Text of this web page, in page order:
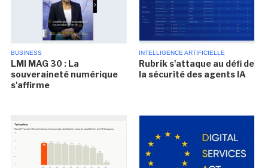
BUSINESS
LMI MAG 30 : La
souveraineté numérique
s'affirme
INTELLIGENCE ARTIFICIELLE
Rubrik s'attaque au défi de
la sécurité des agents IA